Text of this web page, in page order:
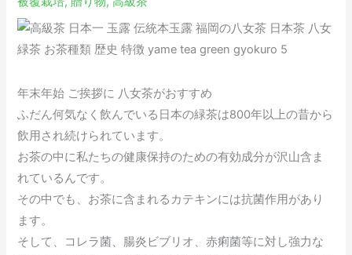
年末年始 ご挨拶に 八女茶がおすすめ
ふだん何気なく飲んでいる日本の緑茶は800年以上の昔から
飲用され続けられています。
お茶の中に私たちの健康保持のための有効成分が沢山含ま
れているんです。
その中でも、お茶に含まれるカテキンには抗菌作用があり
ます。
そして、コレラ菌、腸炎ビブリオ、赤痢菌等に対し強力な